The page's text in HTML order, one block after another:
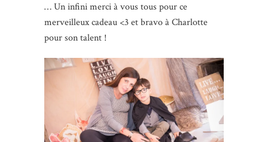
… Un infini merci à vous tous pour ce
merveilleux cadeau <3 et bravo à Charlotte
pour son talent !